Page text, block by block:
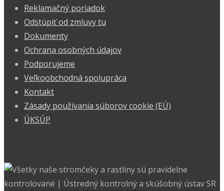
Reklamačný poriadok
Odstúpiť od zmluvy tu
Dokumenty
Ochrana osobných údajov
Podporujeme
Veľkoobchodná spolupráca
Kontakt
Zásady používania súborov cookie (EÚ)
ÚKSÚP